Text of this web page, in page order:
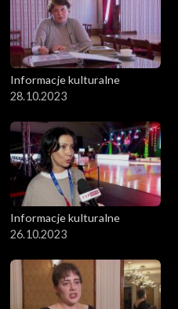
Informacje kulturalne
28.10.2023
Informacje kulturalne
26.10.2023